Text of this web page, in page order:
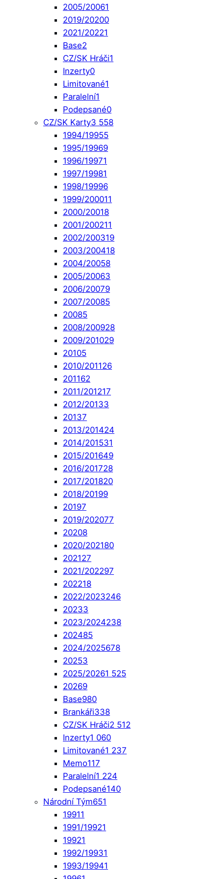
2005/20061
2019/20200
2021/20221
Base2
CZ/SK Hráči1
Inzerty0
Limitované1
Paralelní1
Podepsané0
CZ/SK Karty3 558
1994/19955
1995/19969
1996/19971
1997/19981
1998/19996
1999/200011
2000/20018
2001/200211
2002/200319
2003/200418
2004/20058
2005/20063
2006/20079
2007/20085
20085
2008/200928
2009/201029
20105
2010/201126
201162
2011/201217
2012/20133
20137
2013/201424
2014/201531
2015/201649
2016/201728
2017/201820
2018/20199
20197
2019/202077
20208
2020/202180
202127
2021/202297
202218
2022/2023246
20233
2023/2024238
202485
2024/2025678
20253
2025/20261 525
20269
Base980
Brankáři338
CZ/SK Hráči2 512
Inzerty1 060
Limitované1 237
Memo117
Paralelní1 224
Podepsané140
Národní Tým651
19911
1991/19921
19921
1992/19931
1993/19941